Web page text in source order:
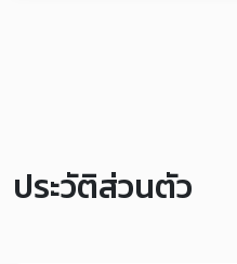
ประวัติส่วนตัว